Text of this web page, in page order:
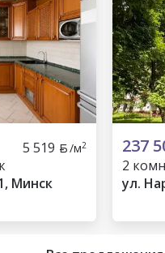
5 519 /м2
Минск
237
2
ул.